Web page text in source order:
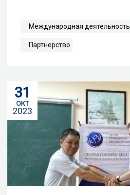
Международная деятельность
Партнерство
31
окт
2023